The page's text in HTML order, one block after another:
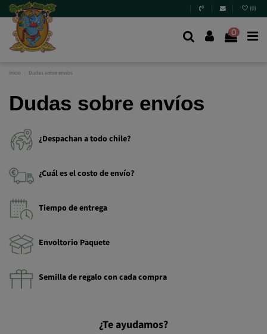
(0)
0
Inicio Dudas sobre envíos
Dudas sobre envíos
¿Despachan a todo chile?
¿Cuál es el costo de envío?
Tiempo de entrega
Envoltorio Paquete
Semilla de regalo con cada compra
¿Te ayudamos?